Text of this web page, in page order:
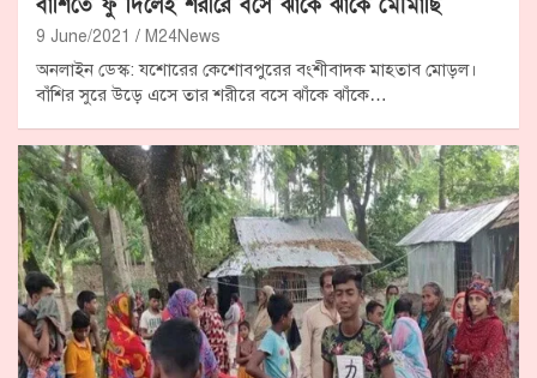
9 June/2021 M24News
অনলাইন ডেস্ক: যশোরের কেশোবপুরের বংশীবাদক মাহতাব মোড়ল।
বাঁশির সুরে উড়ে এসে তার শরীরে বসে ঝাঁকে ঝাঁকে…